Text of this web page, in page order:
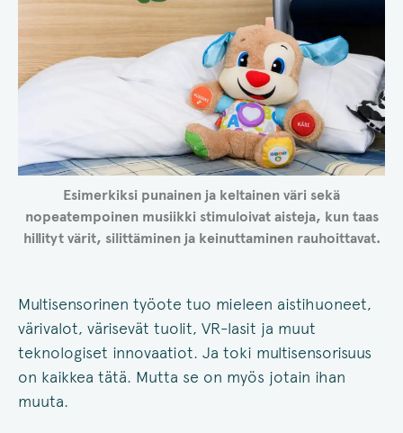
Esimerkiksi punainen ja keltainen väri sekä
nopeatempoinen musiikki stimuloivat aisteja, kun taas
hillityt värit, silittäminen ja keinuttaminen rauhoittavat.
Multisensorinen työote tuo mieleen aistihuoneet,
värivalot, värisevät tuolit, VR-lasit ja muut
teknologiset innovaatiot. Ja toki multisensorisuus
on kaikkea tätä. Mutta se on myös jotain ihan
muuta.